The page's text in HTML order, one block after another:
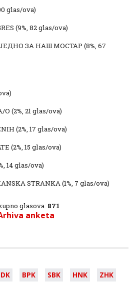
glas/ova)
(9%, 82 glas/ova)
ЗА НАШ МОСТАР (8%, 67
O (2%, 21 glas/ova)
(2%, 17 glas/ova)
(2%, 15 glas/ova)
14 glas/ova)
STRANKA(1%, 7 glas/ova)
glasova: 871
anketa
BPK SBK HNK
ZHK